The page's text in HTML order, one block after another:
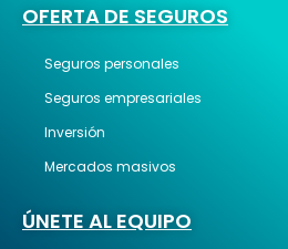
OFERTA DE SEGUROS
Seguros personales
Seguros empresariales
Inversión
Mercados masivos
ÚNETE AL EQUIPO